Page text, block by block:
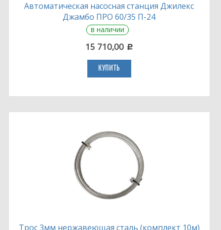
Автоматическая насосная станция Джилекс
Джамбо ПРО 60/35 П-24
в наличии
15 710,00 c
КУПИТЬ
Трос 3мм нержавеющая сталь (комплект 10м)